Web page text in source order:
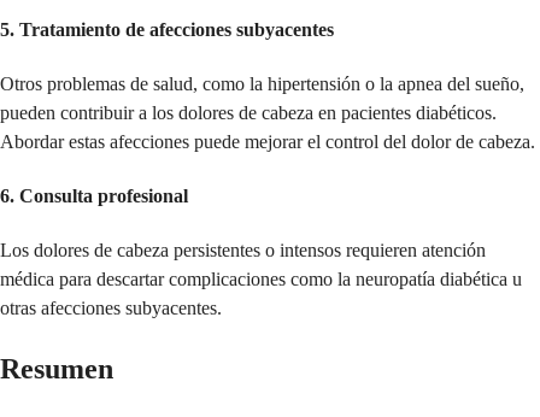
5. Tratamiento de afecciones subyacentes
Otros problemas de salud, como la hipertensión o la apnea del sueño,
pueden contribuir a los dolores de cabeza en pacientes diabéticos.
Abordar estas afecciones puede mejorar el control del dolor de cabeza.
6. Consulta profesional
Los dolores de cabeza persistentes o intensos requieren atención
médica para descartar complicaciones como la neuropatía diabética u
otras afecciones subyacentes.
Resumen